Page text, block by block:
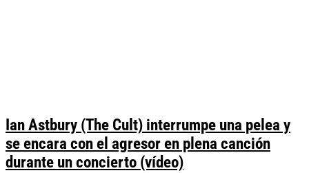
Ian Astbury (The Cult) interrumpe una pelea y
se encara con el agresor en plena canción
durante un concierto (vídeo)